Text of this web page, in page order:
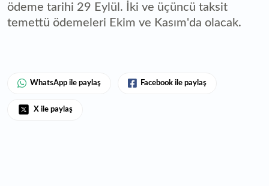
ödeme tarihi 29 Eylül. İki ve üçüncü taksit
temettü ödemeleri Ekim ve Kasım'da olacak.
WhatsApp ile paylaş Facebook ile paylaş
X ile paylaş